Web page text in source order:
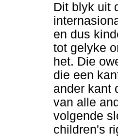
Dit blyk uit
en dus
tot gelyke
het. Die
die een
ander kant
van alle
volgende
children's